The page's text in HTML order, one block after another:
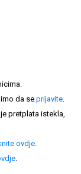
da se prijavite.
pretplata istekla,
ovdje.
.